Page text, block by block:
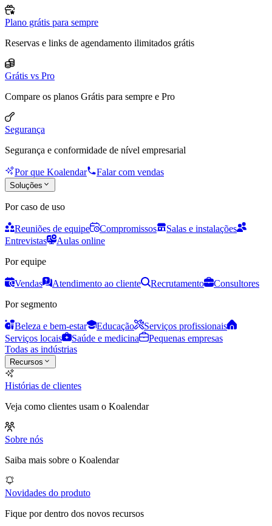
Plano grátis para sempre
Reservas e links de agendamento ilimitados grátis
Grátis vs Pro
Compare os planos Grátis para sempre e Pro
Segurança
Segurança e conformidade de nível empresarial
Por que Koalendar Falar com vendas
Soluções
Por caso de uso
Reuniões de equipe Compromissos
Salas e instalações
Entrevistas
Aulas online
Por equipe
Vendas Atendimento ao cliente Recrutamento
Consultores
Por segmento
Beleza e bem-estar Educação
Serviços profissionais
Serviços locais
Saúde e medicina
Pequenas empresas
Todas as indústrias
Recursos
Histórias de clientes
Veja como clientes usam o Koalendar
Sobre nós
Saiba mais sobre o Koalendar
Novidades do produto
Fique por dentro dos novos recursos